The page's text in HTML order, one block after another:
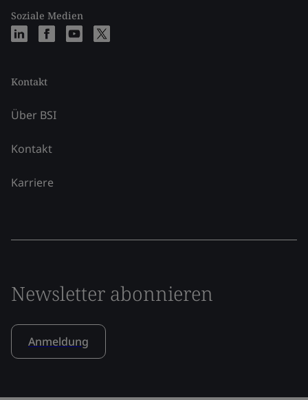
Soziale Medien
Kontakt
Über BSI
Kontakt
Karriere
Newsletter abonnieren
Anmeldung